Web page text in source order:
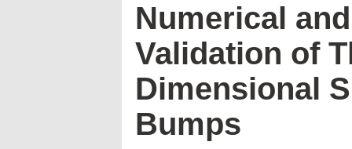
Numerical
Validation of
Dimensional
Bumps